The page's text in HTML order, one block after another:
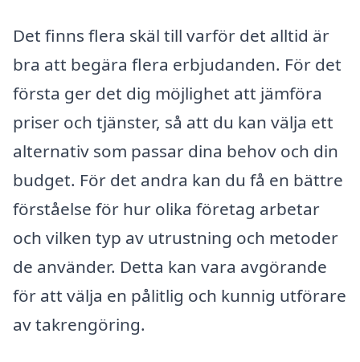
Det finns flera skäl till varför det alltid är
bra att begära flera erbjudanden. För det
första ger det dig möjlighet att jämföra
priser och tjänster, så att du kan välja ett
alternativ som passar dina behov och din
budget. För det andra kan du få en bättre
förståelse för hur olika företag arbetar
och vilken typ av utrustning och metoder
de använder. Detta kan vara avgörande
för att välja en pålitlig och kunnig utförare
av takrengöring.